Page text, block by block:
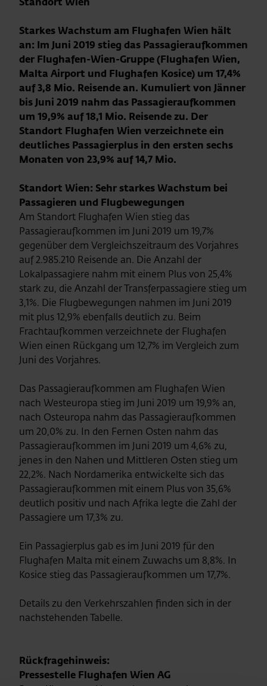
Starkes Wachstum am Flughafen Wien hält
an: Im Juni 2019 stieg das Passagieraufkommen
der Flughafen-Wien-Gruppe (Flughafen Wien,
Malta Airport und Flughafen Kosice) um 17,4%
auf 3,8 Mio. Reisende an. Kumuliert von Jänner
bis Juni 2019 nahm das Passagieraufkommen
um 19,9% auf 18,1 Mio. Reisende zu. Der
Standort Flughafen Wien verzeichnete ein
deutliches Passagierplus in den ersten sechs
Monaten von 23,9% auf 14,7 Mio.
Standort Wien: Sehr starkes Wachstum bei
Passagieren und Flugbewegungen
Am Standort Flughafen Wien stieg das
Passagieraufkommen im Juni 2019 um 19,7%
gegenüber dem Vergleichszeitraum des Vorjahres
auf 2.985.210 Reisende an. Die Anzahl der
Lokalpassagiere nahm mit einem Plus von 25,4%
stark zu, die Anzahl der Transferpassagiere stieg um
3,1%. Die Flugbewegungen nahmen im Juni 2019
mit plus 12,9% ebenfalls deutlich zu. Beim
Frachtaufkommen verzeichnete der Flughafen
Wien einen Rückgang um 12,7% im Vergleich zum
Juni des Vorjahres.
Das Passagieraufkommen am Flughafen Wien
nach Westeuropa stieg im Juni 2019 um 19,9% an,
nach Osteuropa nahm das Passagieraufkommen
um 20,0% zu. In den Fernen Osten nahm das
Passagieraufkommen im Juni 2019 um 4,6% zu,
jenes in den Nahen und Mittleren Osten stieg um
22,2%. Nach Nordamerika entwickelte sich das
Passagieraufkommen mit einem Plus von 35,6%
deutlich positiv und nach Afrika legte die Zahl der
Passagiere um 17,3% zu.
Ein Passagierplus gab es im Juni 2019 für den
Flughafen Malta mit einem Zuwachs um 8,8%. In
Kosice stieg das Passagieraufkommen um 17,7%.
Details zu den Verkehrszahlen finden sich in der
nachstehenden Tabelle.
Rückfragehinweis:
Pressestelle Flughafen Wien AG